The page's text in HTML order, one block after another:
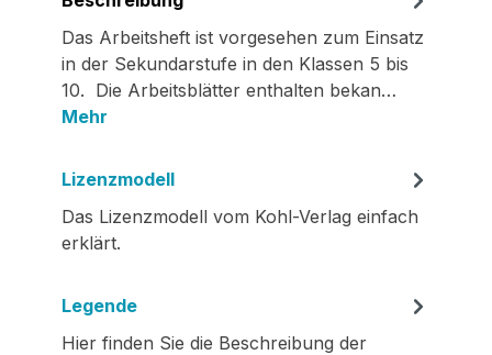
Das Arbeitsheft ist vorgesehen zum Einsatz
in der Sekundarstufe in den Klassen 5 bis
10. Die Arbeitsblätter enthalten bekan…
Mehr
Lizenzmodell
Das Lizenzmodell vom Kohl-Verlag einfach
erklärt.
Legende
Hier finden Sie die Beschreibung der